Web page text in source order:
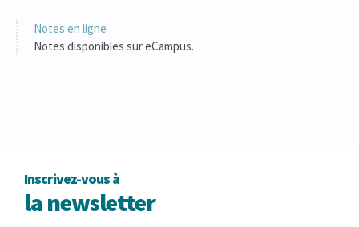
Notes en ligne
Notes disponibles sur eCampus.
Inscrivez-vous à
la newsletter